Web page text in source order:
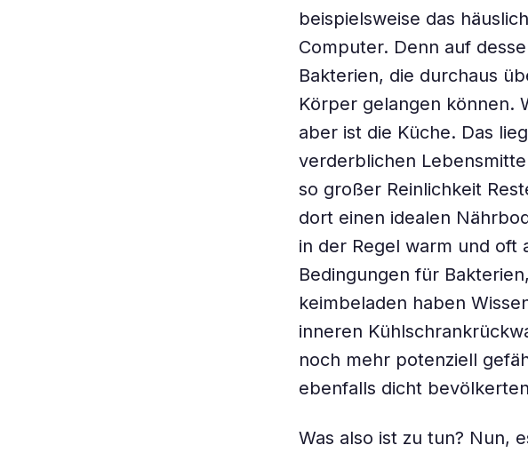
beispielsweise das
Computer. Denn auf
Bakterien, die durchaus
Körper gelangen können.
aber ist die Küche. Das
verderblichen
so großer Reinlichkeit
dort einen idealen
in der Regel warm und oft
Bedingungen für
keimbeladen haben
inneren
noch mehr potenziell
ebenfalls dicht
Was also ist zu tun? Nun,